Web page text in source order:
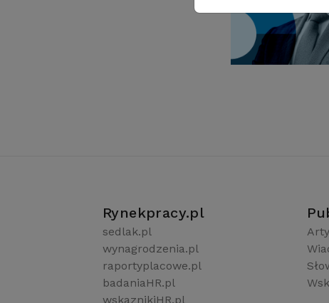
Rynekpracy.pl
sedlak.pl
wynagrodzenia.pl
raportyplacowe.pl
badaniaHR.pl
wskaznikiHR.pl